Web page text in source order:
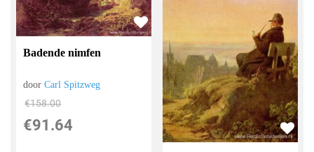
Badende nimfen
doorCarl Spitzweg
€158.00
€91.64